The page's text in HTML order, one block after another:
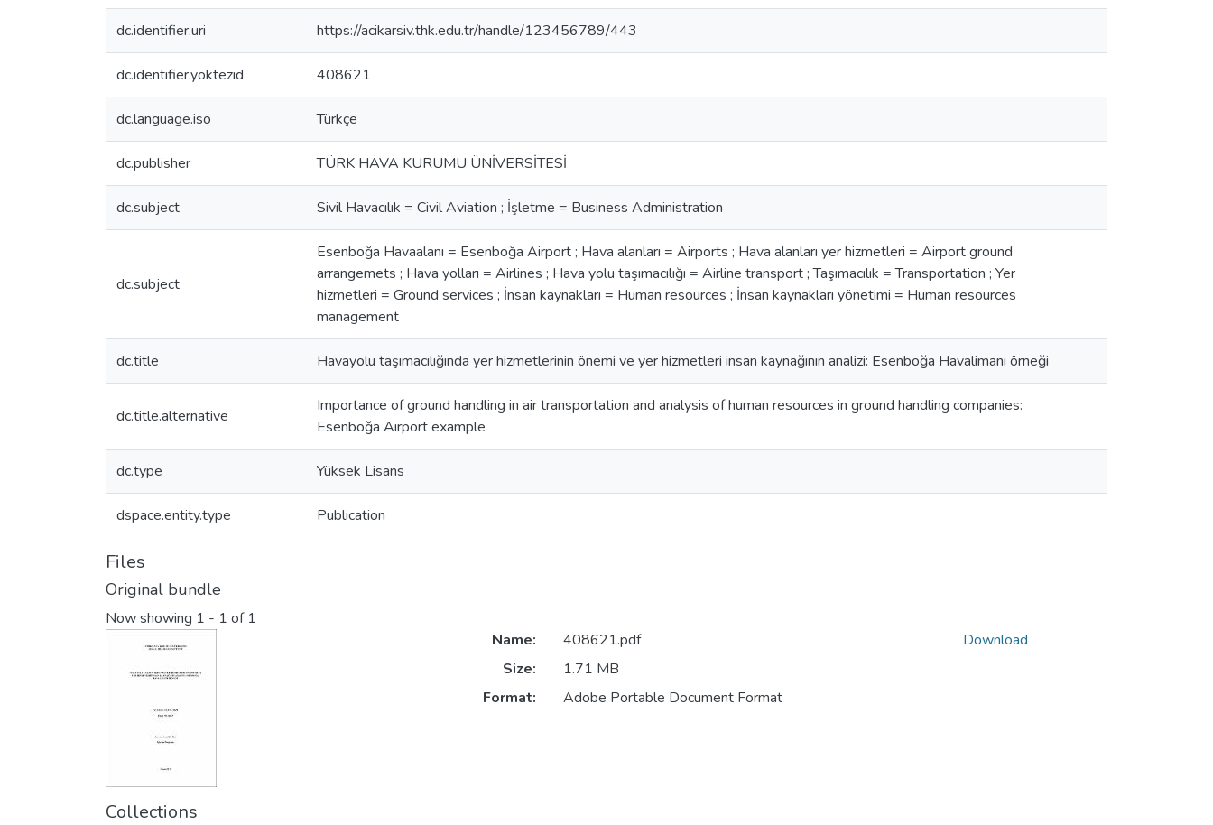
dc.identifier.uri https://acikarsiv.thk.edu.tr/handle/123456789/443
dc.identifier.yoktezid 408621
dc.language.iso Türkçe
dc.publisher TÜRK HAVA KURUMU ÜNİVERSİTESİ
dc.subject Sivil Havacılık = Civil Aviation ; İşletme = Business Administration
dc.subject
Esenboğa Havaalanı = Esenboğa Airport ; Hava alanları = Airports ; Hava alanları yer hizmetleri = Airport ground
arrangemets ; Hava yolları = Airlines ; Hava yolu taşımacılığı = Airline transport ; Taşımacılık = Transportation ; Yer
hizmetleri = Ground services ; İnsan kaynakları = Human resources ; İnsan kaynakları yönetimi = Human resources
management
dc.title Havayolu taşımacılığında yer hizmetlerinin önemi ve yer hizmetleri insan kaynağının analizi: Esenboğa Havalimanı örneği
dc.title.alternative
Importance of ground handling in air transportation and analysis of human resources in ground handling companies:
Esenboğa Airport example
dc.type Yüksek Lisans
dspace.entity.type Publication
Files
Original bundle
Now showing 1 - 1 of 1
Name:
408621.pdf
Size:
1.71 MB
Format:
Adobe Portable Document Format
Download
Collections